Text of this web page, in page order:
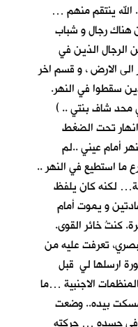
الله ينتقم منهم …
هناك رجال و شباب
الذين في
الارض ، و قسم اخر
سقطوا في النهر.
محد شاف بنتي .. )
تحت الضغط
أمام عيني ..لم
ما استطيع في النهر ..
لكنه كان يلفظ
و يموت أمام
كنتُ خائر القوى.
تعرفت عليه من
ارسلها لي قبل
الاجنبية …ما
بيده.. وضعت